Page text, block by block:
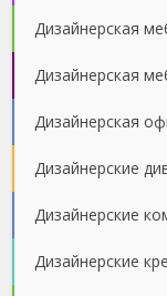
Дизайнерская
Дизайнерская
Дизайнерская
Дизайнерские
Дизайнерские
Дизайнерские